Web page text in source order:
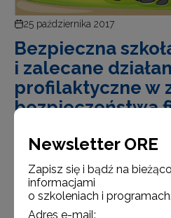
25 października 2017
Bezpieczna
i zalecane
profilaktyczne w
bezpieczeństwa
Informujemy, że na stronie
zamieszczony dokument
Zagrożenia i zalecane
Newsletter ORE
Zapisz się i bądź na
informacjami
o szkoleniach i programach.
Adres e-mail: